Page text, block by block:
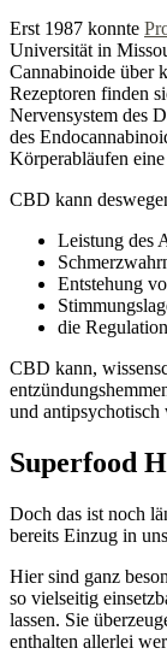
Erst 1987 konnte
Universität in
Cannabinoide über
Rezeptoren finden
Nervensystem des
des
Körperabläufen
CBD kann
Leistung des
Entstehung
die
CBD kann,
und antipsychotisch
Superfood
Doch das ist noch
bereits Einzug in
Hier sind ganz
so vielseitig
lassen. Sie
enthalten allerlei